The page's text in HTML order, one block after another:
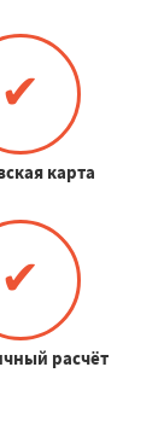
✔
карта
✔
расчёт